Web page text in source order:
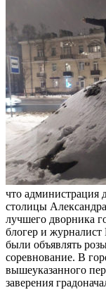
что администрация
столицы
лучшего дворника
блогер и
были объявлять
соревнование. В
вышеуказанного
заверения